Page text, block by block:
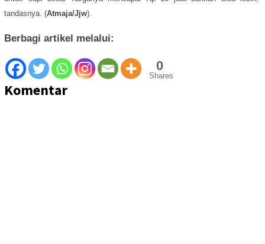
tandasnya. (Atmaja/Jjw).
Berbagi artikel melalui:
0
Shares
Komentar